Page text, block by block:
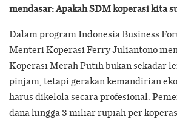
mendasar: Apakah SDM koperasi kita
Dalam program Indonesia Business
Menteri Koperasi Ferry Juliantono
Koperasi Merah Putih bukan sekadar
pinjam, tetapi gerakan kemandirian
harus dikelola secara profesional.
dana hingga 3 miliar rupiah per